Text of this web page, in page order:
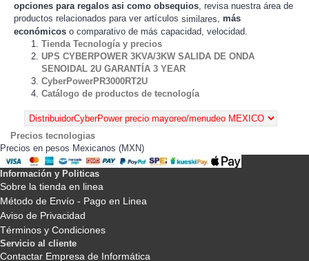
opciones para regalos asi como obsequios, revisa nuestra área de
productos relacionados para ver artículos similares, más
económicos o comparativo de más capacidad, velocidad.
Tienda Tecnología y precios
UPS CYBERPOWER 3KVA/3KW SALIDA DE ONDA
SENOIDAL 2U GARANTÍA 3 YEAR
CyberPowerPR3000RT2U
Catálogo de productos de tecnología
Precios tecnologias
Precios en pesos Mexicanos (MXN)
Información y Politicas
Sobre la tienda en linea
Método de Envío - Pago en Linea
Aviso de Privacidad
Términos y Condiciones
Servicio al cliente
Contactar Empresa de Informática